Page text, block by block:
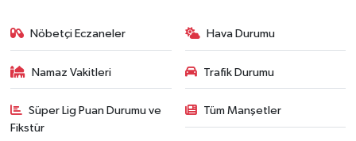
Nöbetçi Eczaneler Hava Durumu
Namaz Vakitleri Trafik Durumu
Süper Lig Puan Durumu ve
Fikstür
Tüm Manşetler